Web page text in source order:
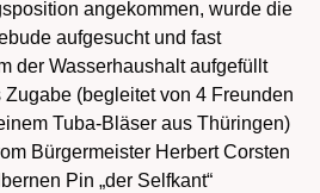
angekommen, wurde die
aufgesucht und fast
der Wasserhaushalt aufgefüllt
(begleitet von 4 Freunden
Tuba-Bläser aus Thüringen)
Bürgermeister Herbert Corsten
Pin „der Selfkant“